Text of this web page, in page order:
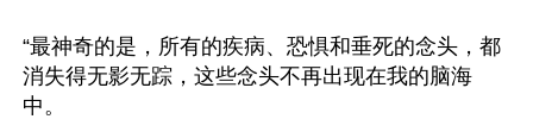
“最神奇的是，所有的疾病、恐惧和垂死的念头，都
消失得无影无踪，这些念头不再出现在我的脑海
中。